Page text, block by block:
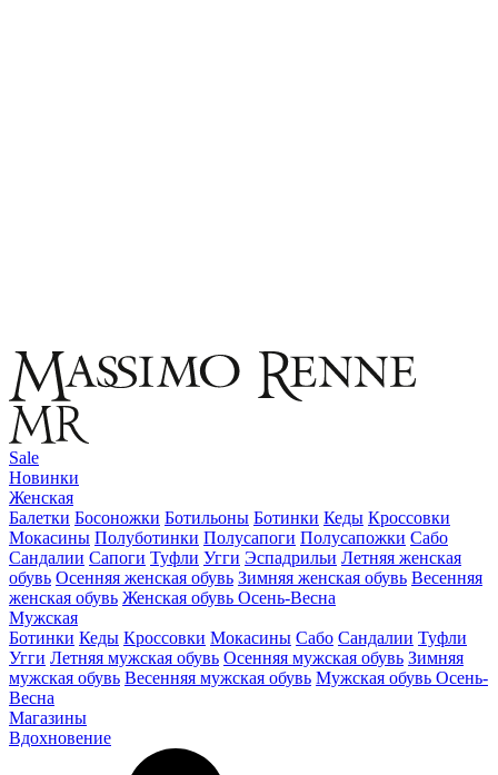
Sale
Новинки
Женская
Балетки Босоножки Ботильоны Ботинки Кеды Кроссовки
Мокасины Полуботинки Полусапоги Полусапожки Сабо
Сандалии Сапоги Туфли Угги Эспадрильи Летняя женская
обувь Осенняя женская обувь Зимняя женская обувь Весенняя
женская обувь Женская обувь Осень-Весна
Мужская
Ботинки Кеды Кроссовки Мокасины Сабо Сандалии Туфли
Угги Летняя мужская обувь Осенняя мужская обувь Зимняя
мужская обувь Весенняя мужская обувь Мужская обувь Осень-
Весна
Магазины
Вдохновение